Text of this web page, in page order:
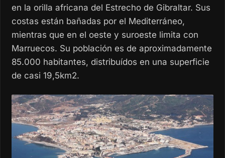
en la orilla africana del Estrecho de Gibraltar. Sus
costas están bañadas por el Mediterráneo,
mientras que en el oeste y suroeste limita con
Marruecos. Su población es de aproximadamente
85.000 habitantes, distribuídos en una superficie
de casi 19,5km2.